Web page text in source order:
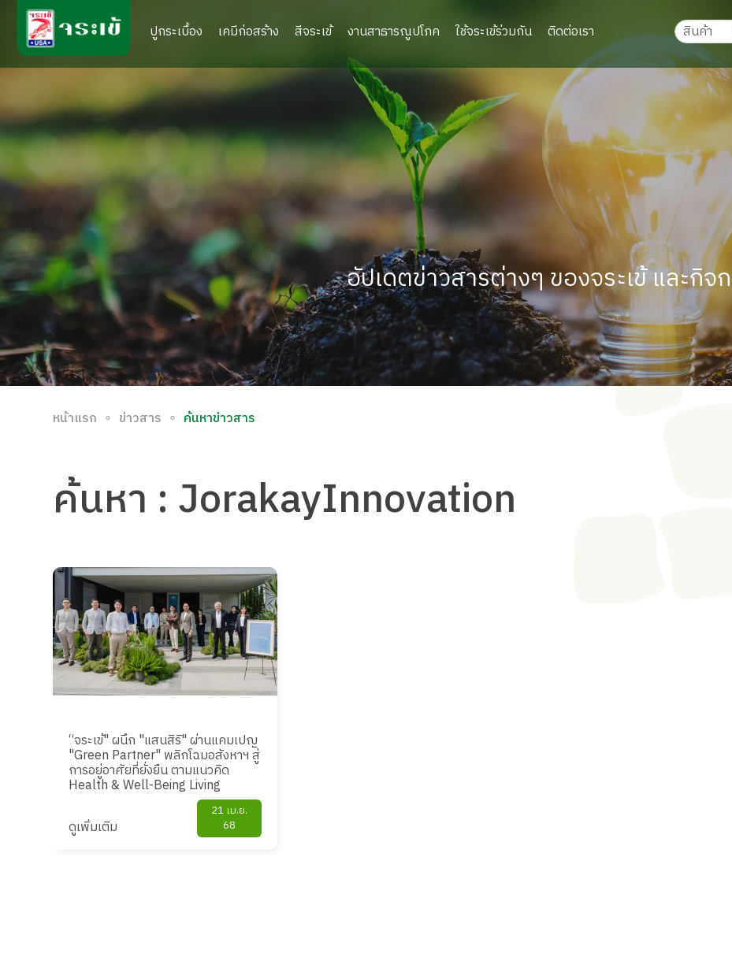
ปูกระเบื้อง เคมีก่อสร้าง สีจระเข้ งานสาธารณูปโภค ใช้จระเข้ร่วมกัน ติดต่อเรา
อัปเดตข่าวสารต่างๆ ของจระเข้ และกิ
หน้าแรก ∘ ข่าวสาร ∘ ค้นหาข่าวสาร
ค้นหา : JorakayInnovation
“จระเข้" ผนึก "แสนสิริ" ผ่านแคมเปญ
"Green Partner" พลิกโฉมอสังหาฯ สู่
การอยู่อาศัยที่ยั่งยืน ตามแนวคิด
Health & Well-Being Living
ดูเพิ่มเติม
21 เม.ย.
68